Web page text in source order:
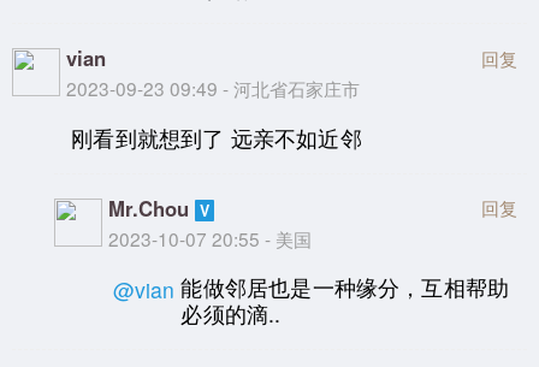
vian
2023-09-23 09:49 - 河北省石家庄市
回复
刚看到就想到了 远亲不如近邻
Mr.Chou
2023-10-07 20:55 - 美国
回复
@vian 能做邻居也是一种缘分，互相帮助
必须的滴..